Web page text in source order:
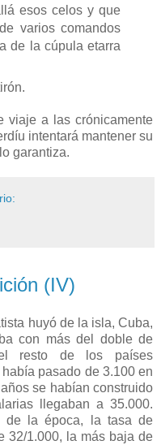
esos celos y que
varios comandos
de la cúpula etarra
viaje a las crónicamente
intentará mantener su
garantiza.
(IV)
huyó de la isla, Cuba,
con más del doble de
el resto de los países
pasado de 3.100 en
se habían construido
llegaban a 35.000.
de la época, la tasa de
32/1.000, la más baja de